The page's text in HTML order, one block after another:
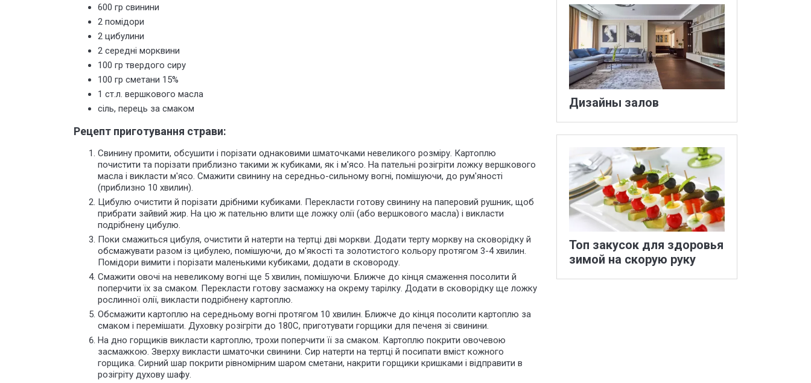
600 гр свинини
2 помідори
2 цибулини
2 середні морквини
100 гр твердого сиру
100 гр сметани 15%
1 ст.л. вершкового масла
сіль, перець за смаком
Рецепт приготування страви:
Свинину промити, обсушити і порізати однаковими шматочками невеликого розміру. Картоплю
почистити та порізати приблизно такими ж кубиками, як і м'ясо. На пательні розігріти ложку вершкового
масла і викласти м'ясо. Смажити свинину на середньо-сильному вогні, помішуючи, до рум'яності
(приблизно 10 хвилин).
Цибулю очистити й порізати дрібними кубиками. Перекласти готову свинину на паперовий рушник, щоб
прибрати зайвий жир. На цю ж пательню влити ще ложку олії (або вершкового масла) і викласти
подрібнену цибулю.
Поки смажиться цибуля, очистити й натерти на тертці дві моркви. Додати терту моркву на сковорідку й
обсмажувати разом із цибулею, помішуючи, до м'якості та золотистого кольору протягом 3-4 хвилин.
Помідори вимити і порізати маленькими кубиками, додати в сковороду.
Смажити овочі на невеликому вогні ще 5 хвилин, помішуючи. Ближче до кінця смаження посолити й
поперчити їх за смаком. Перекласти готову засмажку на окрему тарілку. Додати в сковорідку ще ложку
рослинної олії, викласти подрібнену картоплю.
Обсмажити картоплю на середньому вогні протягом 10 хвилин. Ближче до кінця посолити картоплю за
смаком і перемішати. Духовку розігріти до 180С, приготувати горщики для печеня зі свинини.
На дно горщиків викласти картоплю, трохи поперчити її за смаком. Картоплю покрити овочевою
засмажкою. Зверху викласти шматочки свинини. Сир натерти на тертці й посипати вміст кожного
горщика. Сирний шар покрити рівномірним шаром сметани, накрити горщики кришками і відправити в
розігріту духову шафу.
Дизайны залов
Топ закусок для здоровья
зимой на скорую руку